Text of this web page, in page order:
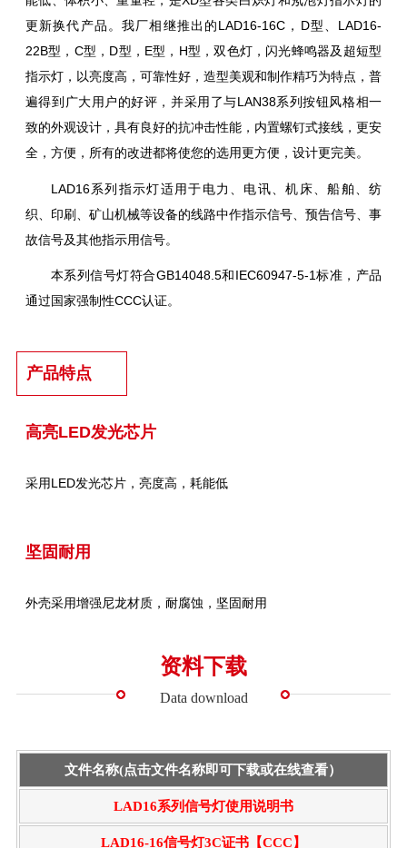
更新换代产品。我厂相继推出的LAD16-16C，D型、LAD16-
22B型，C型，D型，E型，H型，双色灯，闪光蜂鸣器及超短型
指示灯，以亮度高，可靠性好，造型美观和制作精巧为特点，普
遍得到广大用户的好评，并采用了与LAN38系列按钮风格相一
致的外观设计，具有良好的抗冲击性能，内置螺钉式接线，更安
全，方便，所有的改进都将使您的选用更方便，设计更完美。
LAD16系列指示灯适用于电力、电讯、机床、船舶、纺
织、印刷、矿山机械等设备的线路中作指示信号、预告信号、事
故信号及其他指示用信号。
本系列信号灯符合GB14048.5和IEC60947-5-1标准，产品
通过国家强制性CCC认证。
产品特点
高亮LED发光芯片
采用LED发光芯片，亮度高，耗能低
坚固耐用
外壳采用增强尼龙材质，耐腐蚀，坚固耐用
资料下载
Data download
文件名称(点击文件名称即可下载或在线查看）
LAD16系列信号灯使用说明书
LAD16-16信号灯3C证书【CCC】